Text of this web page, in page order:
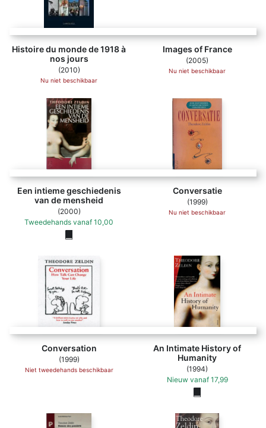
Histoire du monde de 1918 à
nos jours
(2010)
Nu niet beschikbaar
Images of France
(2005)
Nu niet beschikbaar
Een intieme geschiedenis
van de mensheid
(2000)
Tweedehands vanaf 10,00
Conversatie
(1999)
Nu niet beschikbaar
Conversation
(1999)
Niet tweedehands beschikbaar
An Intimate History of
Humanity
(1994)
Nieuw vanaf 17,99